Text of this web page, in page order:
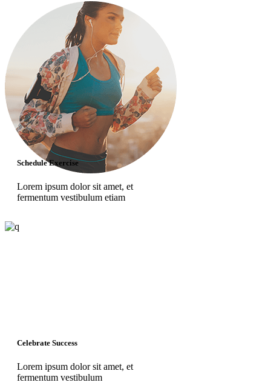
Schedule Exercise
Lorem ipsum dolor sit amet, et
fermentum vestibulum etiam
Celebrate Success
Lorem ipsum dolor sit amet, et
fermentum vestibulum